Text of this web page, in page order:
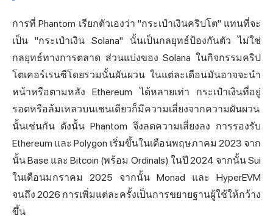
การที่ Phantom เรียกตัวเองว่า "กระเป๋าเงินคริปโต" แทนที่จะ
เป็น "กระเป๋าเงิน Solana" นั้นเป็นกลยุทธ์ป้องกันตัว ไม่ใช่
กลยุทธ์ทางการตลาด ส่วนแบ่งของ Solana ในกิจกรรมคริป
โตเคอร์เรนซีโดยรวมนั้นผันผวน ในแต่ละเดือนมันอาจจะนำ
หน้าหรือตามหลัง Ethereum ได้หลายเท่า กระเป๋าเงินที่อยู่
รอดหรือล้มเหลวบนเชนเดียวก็มีความเสี่ยงจากความผันผวน
นั้นเช่นกัน ดังนั้น Phantom จึงลดความเสี่ยงลง การรองรับ
Ethereum และ Polygon เริ่มขึ้นในเดือนพฤษภาคม 2023 จาก
นั้น Base และ Bitcoin (พร้อม Ordinals) ในปี 2024 จากนั้น Sui
ในเดือนมกราคม 2025 จากนั้น Monad และ HyperEVM
จนถึง 2026 การเพิ่มแต่ละครั้งเป็นการขยายฐานผู้ใช้ให้กว้าง
ขึ้น